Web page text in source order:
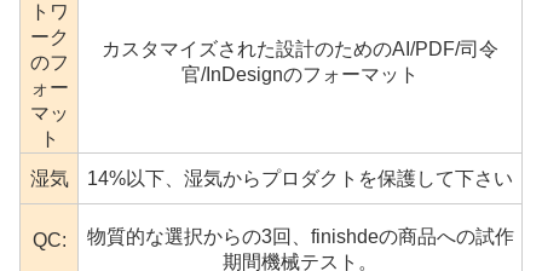
トワ
ーク
のフ
ォー
マッ
ト
カスタマイズされた設計のためのAI/PDF/司令
官/InDesignのフォーマット
湿気 14%以下、湿気からプロダクトを保護して下さい
QC:
物質的な選択からの3回、finishdeの商品への試作
期間機械テスト。